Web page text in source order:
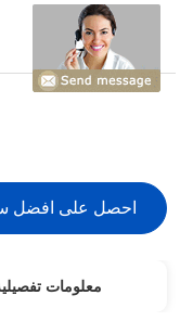
احصل على افضل
معلومات تفصيلية